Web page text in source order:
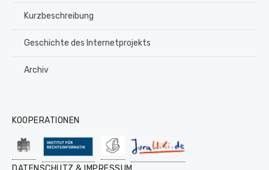
Kurzbeschreibung
Geschichte des Internetprojekts
Archiv
KOOPERATIONEN